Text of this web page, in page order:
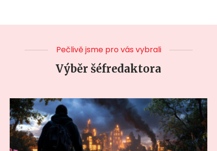
Pečlivě jsme pro vás vybrali
Výběr šéfredaktora